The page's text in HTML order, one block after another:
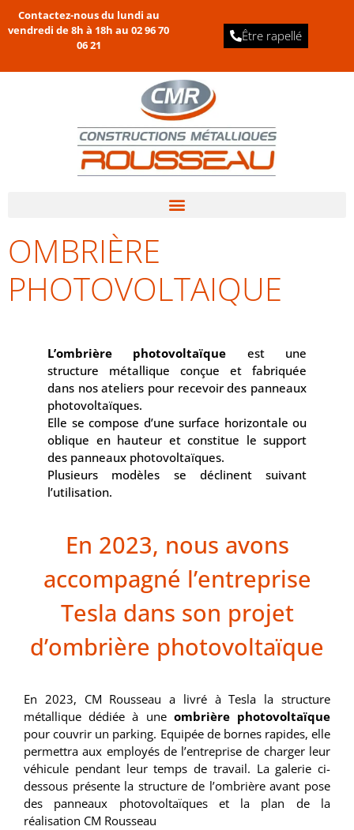
Contactez-nous du lundi au
vendredi de 8h à 18h au 02 96 70
06 21
Être rapellé
OMBRIÈRE
PHOTOVOLTAIQUE
L’ombrière photovoltaïque est une
structure métallique conçue et fabriquée
dans nos ateliers pour recevoir des panneaux
photovoltaïques.
Elle se compose d’une surface horizontale ou
oblique en hauteur et constitue le support
des panneaux photovoltaïques.
Plusieurs modèles se déclinent suivant
l’utilisation.
En 2023, nous avons
accompagné l’entreprise
Tesla dans son projet
d’ombrière photovoltaïque
En 2023, CM Rousseau a livré à Tesla la structure
métallique dédiée à une ombrière photovoltaïque
pour couvrir un parking. Equipée de bornes rapides, elle
permettra aux employés de l’entreprise de charger leur
véhicule pendant leur temps de travail. La galerie ci-
dessous présente la structure de l’ombrière avant pose
des panneaux photovoltaïques et la plan de la
réalisation CM Rousseau